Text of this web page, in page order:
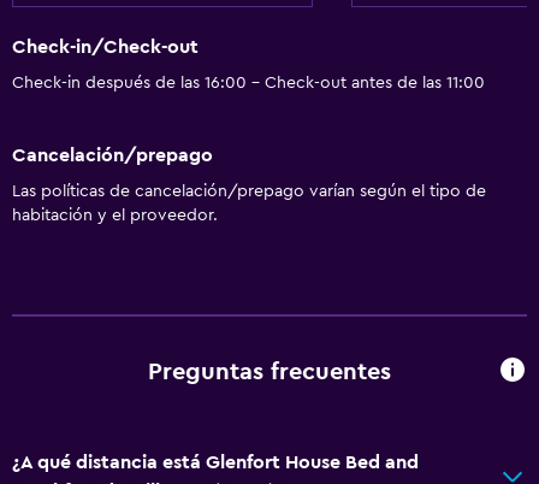
Check-in/Check-out
Check-in después de las 16:00 - Check-out antes de las 11:00
Cancelación/prepago
Las políticas de cancelación/prepago varían según el tipo de
habitación y el proveedor.
Preguntas frecuentes
¿A qué distancia está Glenfort House Bed and